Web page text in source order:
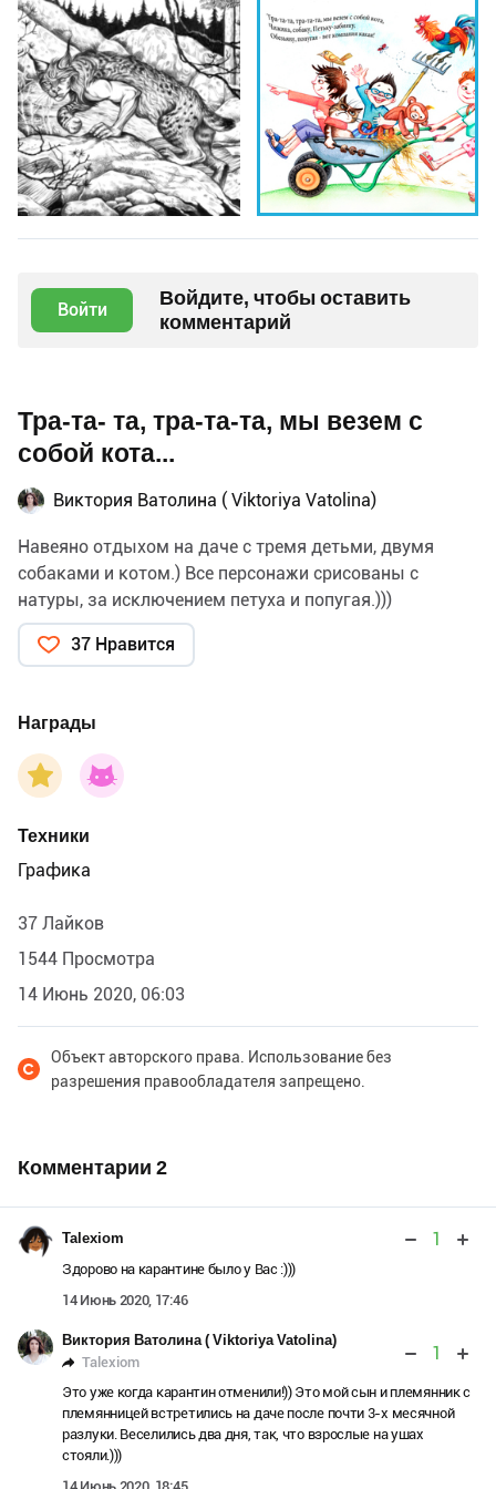
Войти
Войдите, чтобы оставить
комментарий
Тра-та- та, тра-та-та, мы везем с
собой кота...
Виктория Ватолина ( Viktoriya Vatolina)
Навеяно отдыхом на даче с тремя детьми, двумя
собаками и котом.) Все персонажи срисованы с
натуры, за исключением петуха и попугая.)))
37 Нравится
Награды
Техники
Графика
37 Лайков
1544 Просмотра
14 Июнь 2020, 06:03
Объект авторского права. Использование без
разрешения правообладателя запрещено.
Комментарии 2
Talexiom 1
Здорово на карантине было у Вас :)))
14 Июнь 2020, 17:46
Виктория Ватолина ( Viktoriya Vatolina)
Talexiom
1
Это уже когда карантин отменили!)) Это мой сын и племянник с
племянницей встретились на даче после почти 3-х месячной
разлуки. Веселились два дня, так, что взрослые на ушах
стояли.)))